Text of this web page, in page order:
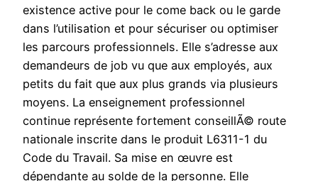
existence active pour le come back ou le garde
dans l’utilisation et pour sécuriser ou optimiser
les parcours professionnels. Elle s’adresse aux
demandeurs de job vu que aux employés, aux
petits du fait que aux plus grands via plusieurs
moyens. La enseignement professionnel
continue représente fortement conseillÃ© route
nationale inscrite dans le produit L6311-1 du
Code du Travail. Sa mise en œuvre est
dépendante au solde de la personne. Elle